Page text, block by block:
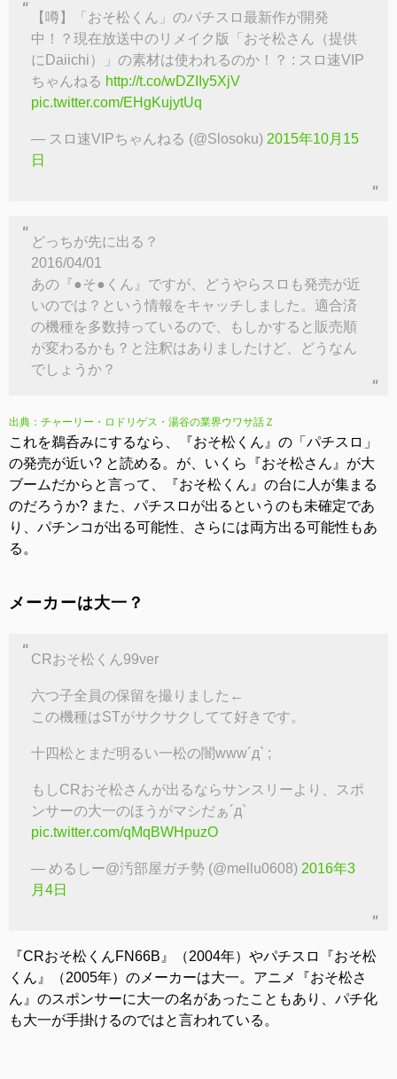
【噂】「おそ松くん」のパチスロ最新作が開発
中！？現在放送中のリメイク版「おそ松さん（提供
にDaiichi）」の素材は使われるのか！？ : スロ速VIP
ちゃんねる http://t.co/wDZIIy5XjV
pic.twitter.com/EHgKujytUq
— スロ速VIPちゃんねる (@Slosoku) 2015年10月15
日
どっちが先に出る？
2016/04/01
あの『●そ●くん』ですが、どうやらスロも発売が近
いのでは？という情報をキャッチしました。適合済
の機種を多数持っているので、もしかすると販売順
が変わるかも？と注釈はありましたけど、どうなん
でしょうか？
出典：チャーリー・ロドリゲス・湯谷の業界ウワサ話Ｚ
これを鵜呑みにするなら、『おそ松くん』の「パチスロ」
の発売が近い? と読める。が、いくら『おそ松さん』が大
ブームだからと言って、『おそ松くん』の台に人が集まる
のだろうか? また、パチスロが出るというのも未確定であ
り、パチンコが出る可能性、さらには両方出る可能性もあ
る。
メーカーは大一？
CRおそ松くん99ver
六つ子全員の保留を撮りました←
この機種はSTがサクサクしてて好きです。
十四松とまだ明るい一松の闇www´д` ;
もしCRおそ松さんが出るならサンスリーより、スポ
ンサーの大一のほうがマシだぁ´д`
pic.twitter.com/qMqBWHpuzO
— めるしー@汚部屋ガチ勢 (@mellu0608) 2016年3
月4日
『CRおそ松くんFN66B』（2004年）やパチスロ『おそ松
くん』（2005年）のメーカーは大一。アニメ『おそ松さ
ん』のスポンサーに大一の名があったこともあり、パチ化
も大一が手掛けるのではと言われている。